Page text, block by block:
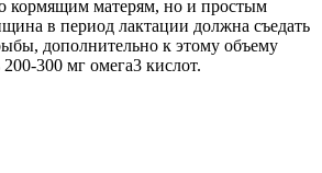
кормящим матерям, но и простым
в период лактации должна съедать
дополнительно к этому объему
300 мг омега3 кислот.